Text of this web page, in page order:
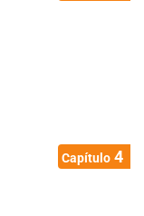
Capítulo4